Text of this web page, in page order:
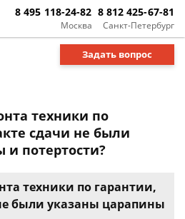
Москва
8 495 118-24-82
Санкт-Петербург
8 812 425-67-81
Задать вопрос
техники по
сдачи не были
потертости?
техники по гарантии,
были указаны царапины